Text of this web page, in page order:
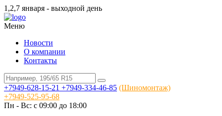
1,2,7 января - выходной день
Меню
Новости
О компании
Контакты
+7949-628-15-21 +7949-334-46-85 (Шиномонтаж)
+7949-525-95-68
Пн - Вс: c 09:00 до 18:00